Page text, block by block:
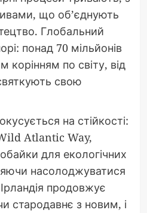
що об’єднують
Глобальний
понад 70 мільйонів
корінням по світу, від
свою
на стійкості:
Atlantic Way,
для екологічних
насолоджуватися
продовжує
стародавнє з новим, і